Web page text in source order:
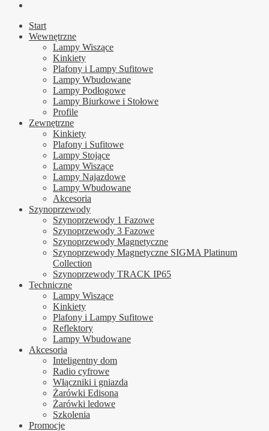
Start
Wewnętrzne
Lampy Wiszące
Kinkiety
Plafony i Lampy Sufitowe
Lampy Wbudowane
Lampy Podłogowe
Lampy Biurkowe i Stołowe
Profile
Zewnętrzne
Kinkiety
Plafony i Sufitowe
Lampy Stojące
Lampy Wiszące
Lampy Najazdowe
Lampy Wbudowane
Akcesoria
Szynoprzewody
Szynoprzewody 1 Fazowe
Szynoprzewody 3 Fazowe
Szynoprzewody Magnetyczne
Szynoprzewody Magnetyczne SIGMA Platinum
Collection
Szynoprzewody TRACK IP65
Techniczne
Lampy Wiszące
Kinkiety
Plafony i Lampy Sufitowe
Reflektory
Lampy Wbudowane
Akcesoria
Inteligentny dom
Radio cyfrowe
Włączniki i gniazda
Żarówki Edisona
Żarówki ledowe
Szkolenia
Promocje